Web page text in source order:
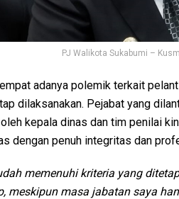
PJ Walikota Sukabumi –
adanya polemik terkait
dilaksanakan. Pejabat yang
kepala dinas dan tim penilai
dengan penuh integritas dan
memenuhi kriteria yang
meskipun masa jabatan saya